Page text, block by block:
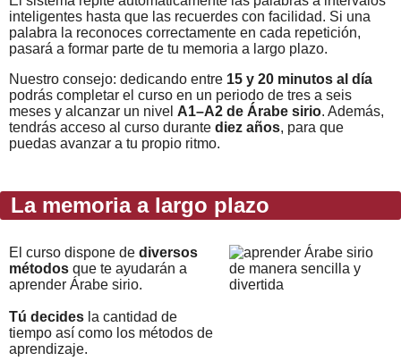
inteligentes hasta que las recuerdes con facilidad. Si una
palabra la reconoces correctamente en cada repetición,
pasará a formar parte de tu memoria a largo plazo.
Nuestro consejo: dedicando entre 15 y 20 minutos al día
podrás completar el curso en un periodo de tres a seis
meses y alcanzar un nivel A1–A2 de Árabe sirio. Además,
tendrás acceso al curso durante diez años, para que
puedas avanzar a tu propio ritmo.
La memoria a largo plazo
El curso dispone de diversos
métodos que te ayudarán a
aprender Árabe sirio.
Tú decides la cantidad de
tiempo así como los métodos de
aprendizaje.